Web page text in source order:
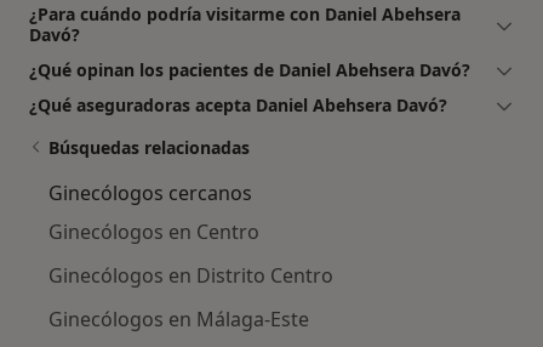
¿Para cuándo podría visitarme con Daniel Abehsera
Davó?
¿Qué opinan los pacientes de Daniel Abehsera Davó?
¿Qué aseguradoras acepta Daniel Abehsera Davó?
Búsquedas relacionadas
Ginecólogos cercanos
Ginecólogos en Centro
Ginecólogos en Distrito Centro
Ginecólogos en Málaga-Este